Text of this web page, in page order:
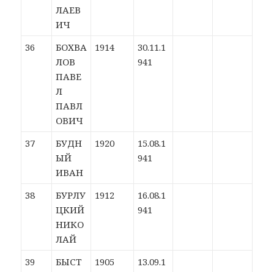
ЛАЕВ
ИЧ
36
БОХВА
ЛОВ
ПАВЕ
Л
ПАВЛ
ОВИЧ
1914
30.11.1
941
37
БУДН
ЫЙ
ИВАН
1920
15.08.1
941
38
БУРЛУ
ЦКИЙ
НИКО
ЛАЙ
1912
16.08.1
941
39
БЫСТ
1905
13.09.1